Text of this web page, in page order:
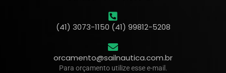
(41) 3073-1150 (41) 99812-5208
orcamento@sailnautica.com.br
Para orçamento utilize esse e-mail.